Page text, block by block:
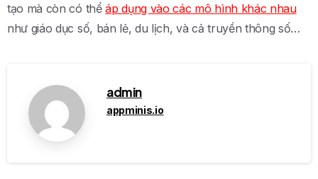
tạo mà còn có thểáp dụng vào các mô hình khác nhau
như giáo dục số, bán lẻ, du lịch, và cả truyền thông số…
admin
appminis.io